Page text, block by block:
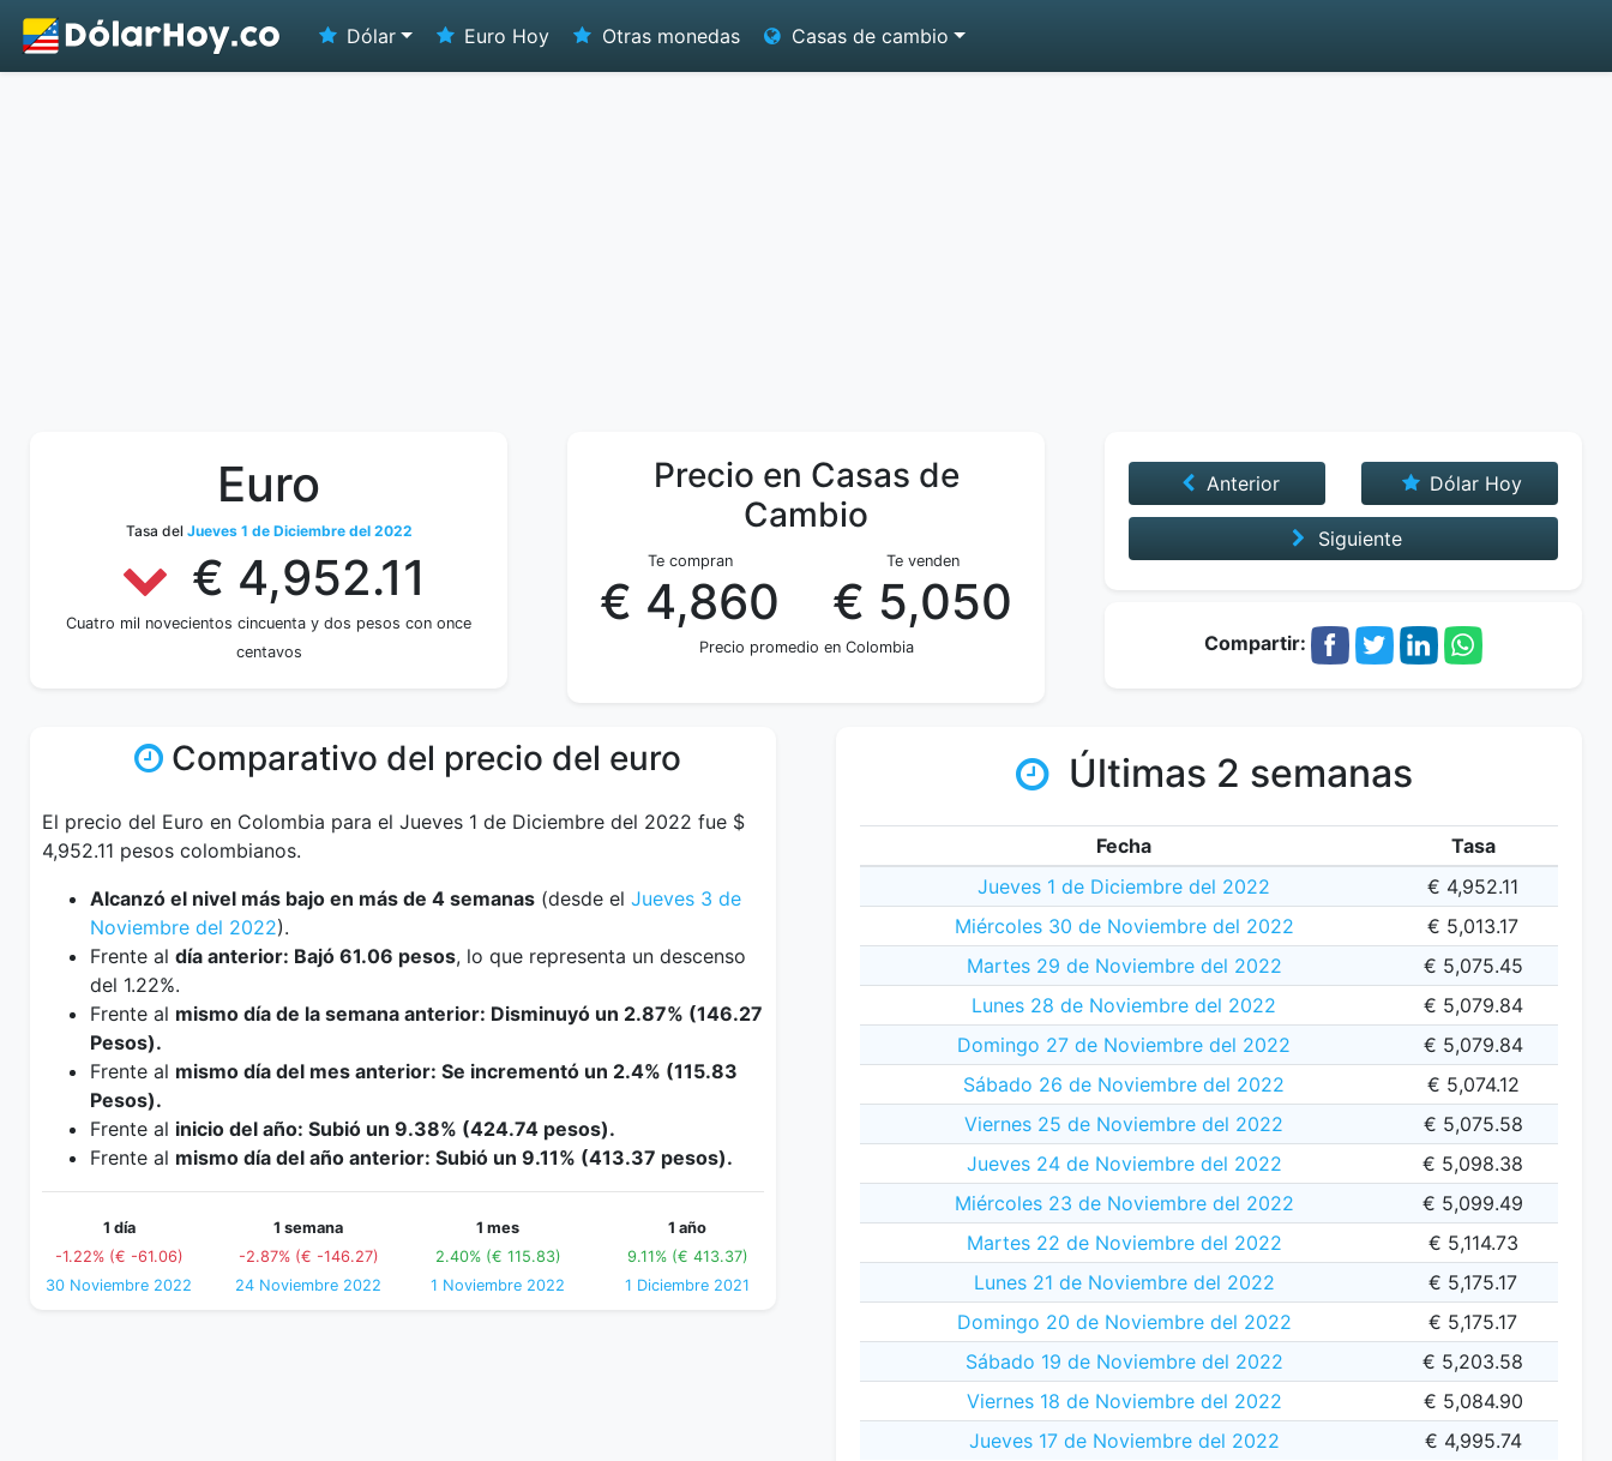
Dólar Euro Hoy Otras monedas Casas de cambio
Euro
Tasa del Jueves 1 de Diciembre del 2022
€ 4,952.11
Cuatro mil novecientos cincuenta y dos pesos con once
centavos
Precio en Casas de
Cambio
Te compran
€ 4,860
Te venden
€ 5,050
Precio promedio en Colombia
Anterior Dólar Hoy
Siguiente
Compartir:
Comparativo del precio del euro
El precio del Euro en Colombia para el Jueves 1 de Diciembre del 2022 fue $
4,952.11 pesos colombianos.
Alcanzó el nivel más bajo en más de 4 semanas (desde el Jueves 3 de
Noviembre del 2022).
Frente al día anterior: Bajó 61.06 pesos, lo que representa un descenso
del 1.22%.
Frente al mismo día de la semana anterior: Disminuyó un 2.87% (146.27
Pesos).
Frente al mismo día del mes anterior: Se incrementó un 2.4% (115.83
Pesos).
Frente al inicio del año: Subió un 9.38% (424.74 pesos).
Frente al mismo día del año anterior: Subió un 9.11% (413.37 pesos).
1 día
-1.22% (€ -61.06)
30 Noviembre 2022
1 semana
-2.87% (€ -146.27)
24 Noviembre 2022
1 mes
2.40% (€ 115.83)
1 Noviembre 2022
1 año
9.11% (€ 413.37)
1 Diciembre 2021
Últimas 2 semanas
Fecha
Tasa
Jueves 1 de Diciembre del 2022
€ 4,952.11
Miércoles 30 de Noviembre del 2022
€ 5,013.17
Martes 29 de Noviembre del 2022
€ 5,075.45
Lunes 28 de Noviembre del 2022
€ 5,079.84
Domingo 27 de Noviembre del 2022
€ 5,079.84
Sábado 26 de Noviembre del 2022
€ 5,074.12
Viernes 25 de Noviembre del 2022
€ 5,075.58
Jueves 24 de Noviembre del 2022
€ 5,098.38
Miércoles 23 de Noviembre del 2022
€ 5,099.49
Martes 22 de Noviembre del 2022
€ 5,114.73
Lunes 21 de Noviembre del 2022
€ 5,175.17
Domingo 20 de Noviembre del 2022
€ 5,175.17
Sábado 19 de Noviembre del 2022
€ 5,203.58
Viernes 18 de Noviembre del 2022
€ 5,084.90
Jueves 17 de Noviembre del 2022
€ 4,995.74